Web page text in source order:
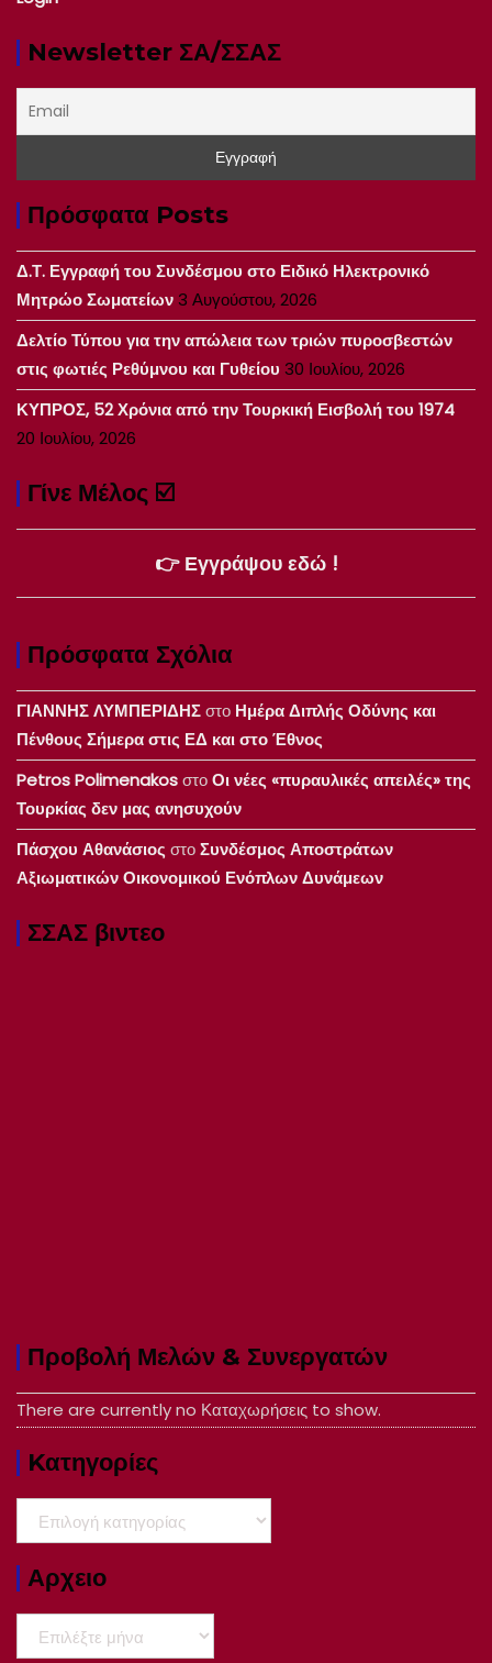
Newsletter ΣΑ/ΣΣΑΣ
Πρόσφατα Posts
Δ.Τ. Εγγραφή του Συνδέσμου στο Ειδικό Ηλεκτρονικό
Μητρώο Σωματείων3 Αυγούστου, 2026
Δελτίο Τύπου για την απώλεια των τριών πυροσβεστών
στις φωτιές Ρεθύμνου και Γυθείου 30 Ιουλίου, 2026
ΚΥΠΡΟΣ, 52 Χρόνια από την Τουρκική Εισβολή του 1974
20 Ιουλίου, 2026
Γίνε Μέλος ☑️
👉 Εγγράψου εδώ !
Πρόσφατα Σχόλια
ΓΙΑΝΝΗΣ ΛΥΜΠΕΡΙΔΗΣστο Ημέρα Διπλής Οδύνης και
Πένθους Σήμερα στις ΕΔ και στο Έθνος
Petros PolimenakosστοΟι νέες «πυραυλικές απειλές» της
Τουρκίας δεν μας ανησυχούν
Πάσχου Αθανάσιος στοΣυνδέσμος Αποστράτων
Αξιωματικών Οικονομικού Ενόπλων Δυνάμεων
ΣΣΑΣ βιντεο
Προβολή Μελών & Συνεργατών
There are currently no Καταχωρήσεις to show.
Kατηγορίες
Αρχειο